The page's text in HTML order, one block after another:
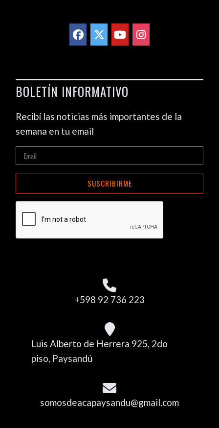
BOLETÍN INFORMATIVO
Recibí las noticias más importantes de la
semana en tu email
SUSCRIBIRME
+598 92 736 223
Luis Alberto de Herrera 925, 2do
piso, Paysandú
somosdeacapaysandu@gmail.com